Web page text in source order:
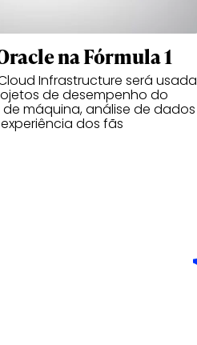
na Fórmula 1
Infrastructure será usada
de desempenho do
de máquina, análise de dados
dos fãs